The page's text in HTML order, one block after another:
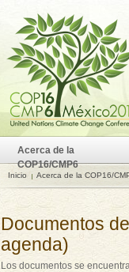
Documentos
agenda)
Los documentos se
Inicio Acerca de la COP16/
Acerca de la
COP16/CMP6